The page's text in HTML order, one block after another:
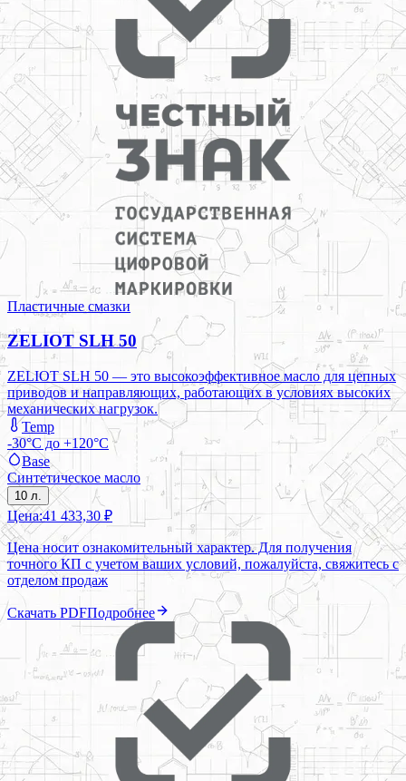
Пластичные смазки
ZELIOT SLH 50
ZELIOT SLH 50 — это высокоэффективное масло для цепных
приводов и направляющих, работающих в условиях высоких
механических нагрузок.
Temp
-30°C до +120°C
Base
Синтетическое масло
10 л.
Цена:41 433,30 ₽
Цена носит ознакомительный характер. Для получения
точного КП с учетом ваших условий, пожалуйста, свяжитесь с
отделом продаж
Скачать PDFПодробнее